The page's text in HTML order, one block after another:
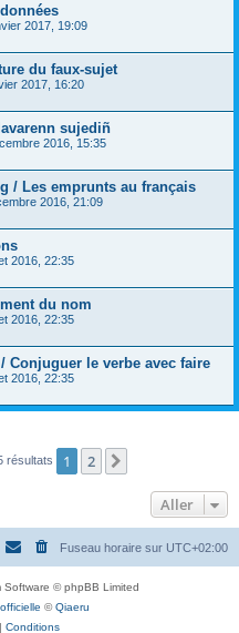
2017, 19:09
du faux-sujet
2017, 16:20
sujediñ
2016, 15:35
/ Les emprunts au français
2016, 21:09
2016, 22:35
du nom
2016, 22:35
Conjuguer le verbe avec faire
2016, 22:35
résultats 1 2
Aller
Fuseau horaire sur UTC+02:00
Software © phpBB Limited
©Qiaeru
| Conditions